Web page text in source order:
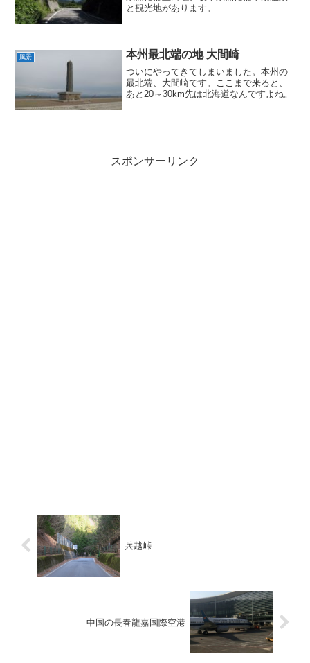
と観光地があります。
風景 本州最北端の地 大間崎
ついにやってきてしまいました。本州の
最北端、大間崎です。ここまで来ると、
あと20～30km先は北海道なんですよね。
スポンサーリンク
兵越峠
中国の長春龍嘉国際空港